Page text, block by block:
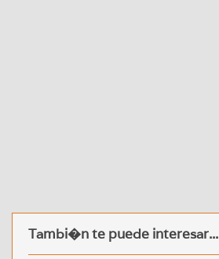
Tambi�n te puede interesar...